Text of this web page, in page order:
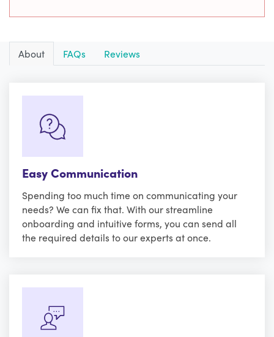
About FAQs Reviews
Easy Communication
Spending too much time on communicating your
needs? We can fix that. With our streamline
onboarding and intuitive forms, you can send all
the required details to our experts at once.